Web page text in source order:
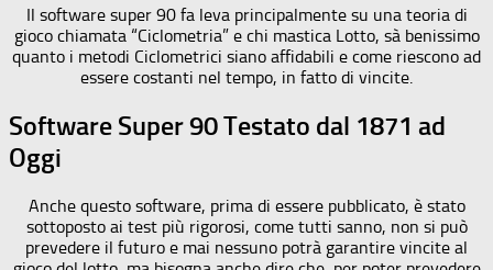
Il software super 90 fa leva principalmente su una teoria di
gioco chiamata “Ciclometria” e chi mastica Lotto, sà benissimo
quanto i metodi Ciclometrici siano affidabili e come riescono ad
essere costanti nel tempo, in fatto di vincite.
Software Super 90 Testato dal 1871 ad
Oggi
Anche questo software, prima di essere pubblicato, è stato
sottoposto ai test più rigorosi, come tutti sanno, non si può
prevedere il futuro e mai nessuno potrà garantire vincite al